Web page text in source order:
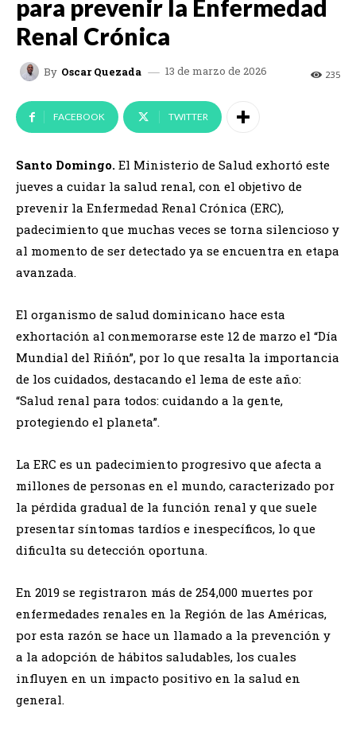
para prevenir la Enfermedad
Renal Crónica
By Oscar Quezada 13 de marzo de 2026 235
FACEBOOK TWITTER
Santo Domingo. El Ministerio de Salud exhortó este
jueves a cuidar la salud renal, con el objetivo de
prevenir la Enfermedad Renal Crónica (ERC),
padecimiento que muchas veces se torna silencioso y
al momento de ser detectado ya se encuentra en etapa
avanzada.
El organismo de salud dominicano hace esta
exhortación al conmemorarse este 12 de marzo el “Día
Mundial del Riñón”, por lo que resalta la importancia
de los cuidados, destacando el lema de este año:
“Salud renal para todos: cuidando a la gente,
protegiendo el planeta”.
La ERC es un padecimiento progresivo que afecta a
millones de personas en el mundo, caracterizado por
la pérdida gradual de la función renal y que suele
presentar síntomas tardíos e inespecíficos, lo que
dificulta su detección oportuna.
En 2019 se registraron más de 254,000 muertes por
enfermedades renales en la Región de las Américas,
por esta razón se hace un llamado a la prevención y
a la adopción de hábitos saludables, los cuales
influyen en un impacto positivo en la salud en
general.